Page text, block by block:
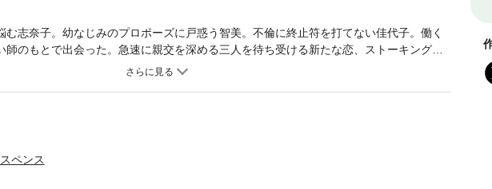
む志奈子。幼なじみのプロポーズに戸惑う智美。不倫に終止符を打てない佳代子。働く
師のもとで出会った。急速に親交を深める三人を待ち受ける新たな恋、ストーキング、
と不安が入り交じる女たちの決断とは？
ペンス